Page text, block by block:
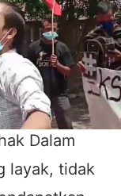
Dalam
layak, tidak